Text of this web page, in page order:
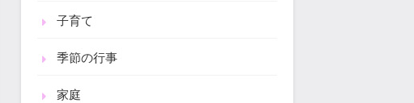
子育て
季節の行事
家庭